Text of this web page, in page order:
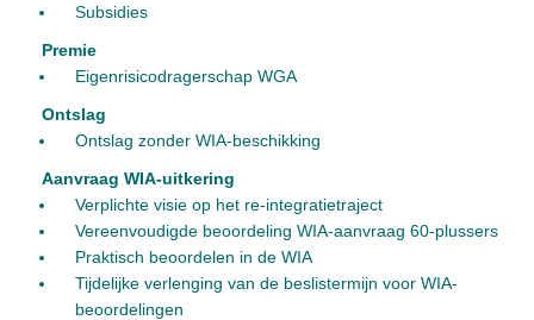
Subsidies
Premie
Eigenrisicodragerschap WGA
Ontslag
Ontslag zonder WIA-beschikking
Aanvraag WIA-uitkering
Verplichte visie op het re-integratietraject
Vereenvoudigde beoordeling WIA-aanvraag 60-plussers
Praktisch beoordelen in de WIA
Tijdelijke verlenging van de beslistermijn voor WIA-
beoordelingen